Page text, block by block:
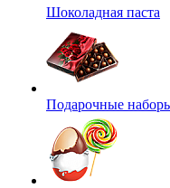
Шоколадная паста
Подарочные